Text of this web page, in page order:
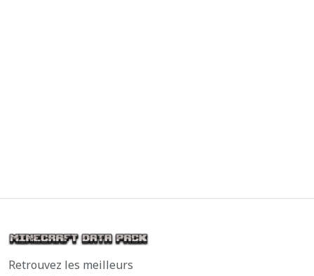
Retrouvez les meilleurs